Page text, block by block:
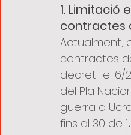
1.
contractes
Actualment,
contractes
decret llei 6/
del Pla
guerra a
fins al 30 de